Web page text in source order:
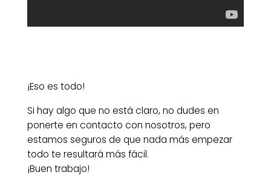
¡Eso es todo!
Si hay algo que no está claro, no dudes en
ponerte en contacto con nosotros, pero
estamos seguros de que nada más empezar
todo te resultará más fácil.
¡Buen trabajo!